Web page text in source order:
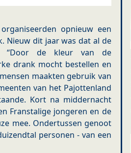
opnieuw een
Nieuw dit jaar was dat al de
“Door de kleur van de
drank mocht bestellen en
maakten gebruik van
van het Pajottenland
Kort na middernacht
Franstalige jongeren en de
mee. Ondertussen genoot
personen - van een